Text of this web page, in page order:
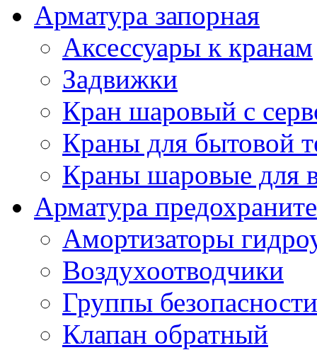
Арматура запорная
Аксессуары к кранам
Задвижки
Кран шаровый с
Краны для бытовой
Краны шаровые для
Арматура
Амортизаторы
Воздухоотводчики
Группы безопасности
Клапан обратный